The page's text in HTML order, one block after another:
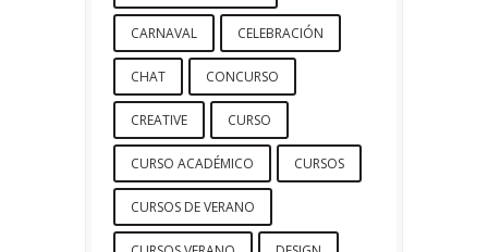
CARNAVAL CELEBRACIÓN
CHAT CONCURSO
CREATIVE CURSO
CURSO ACADÉMICO CURSOS
CURSOS DE VERANO